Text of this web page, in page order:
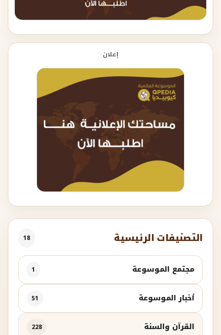
إعلان
التصنيفات الرئيسية 18
مجتمع الموسوعة 1
أخبار الموسوعة 51
القرآن والسنة 228